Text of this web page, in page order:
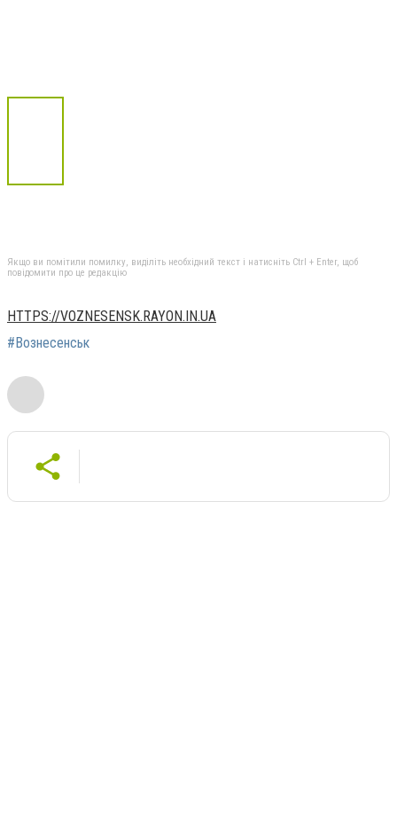
Якщо ви помітили помилку, виділіть необхідний текст і натисніть Ctrl + Enter, щоб
повідомити про це редакцію
HTTPS://VOZNESENSK.RAYON.IN.UA
#Вознесенськ